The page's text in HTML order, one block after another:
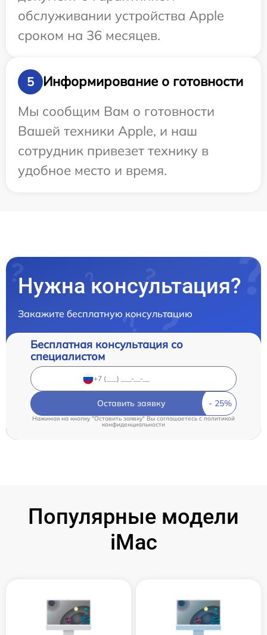
обслуживании устройства Apple
сроком на 36 месяцев.
5
Информирование о готовности
Мы сообщим Вам о готовности
Вашей техники Apple, и наш
сотрудник привезет технику в
удобное место и время.
Нужна консультация?
Закажите бесплатную консультацию
Бесплатная консультация со
специалистом
Оставить заявку
Нажимая на кнопку "Оставить заявку" Вы соглашаетесь cполитикой
конфиденциальности
Популярные модели
iMac